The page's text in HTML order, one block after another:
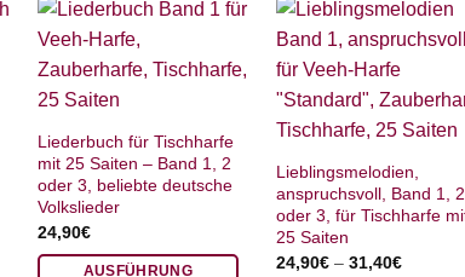
Liederbuch für Tischharfe
mit 25 Saiten – Band 1, 2
oder 3, beliebte deutsche
Volkslieder
24,90€
AUSFÜHRUNG
Lieblingsmelodien,
anspruchsvoll, Band 1, 2
oder 3, für Tischharfe
25 Saiten
24,90€ –31,40€